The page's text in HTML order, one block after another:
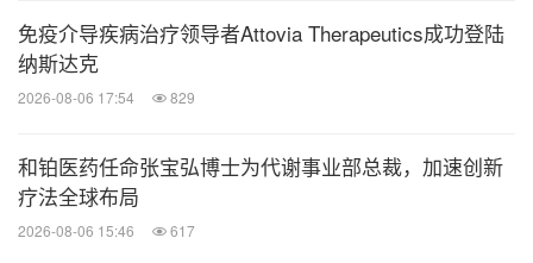
要终点，治疗效果具有高度统计学意义。
elegrobart Q4W和Q8W两个治疗组在第24周时，
眼球突出应答率分别达到50%和54%，具有统计学
Q4W组还为慢性TED患者提供了有意义的复视完
全缓解。
免疫介导疾病治疗领导者Attovia Therapeutics成功登陆
纳斯达克
2026-08-06 17:54 829
和铂医药任命张宝弘博士为代谢事业部总裁，加速创新
疗法全球布局
2026-08-06 15:46 617